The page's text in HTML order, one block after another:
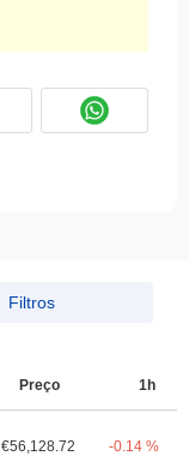
Filtros
Preço 1h
€56,128.72 -0.14 %